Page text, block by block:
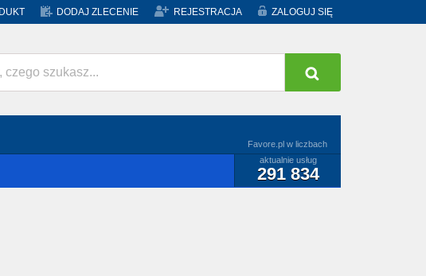
DODAJ ZLECENIE REJESTRACJA ZALOGUJ SIĘ
Favore.pl w liczbach
aktualnie usług
291 834